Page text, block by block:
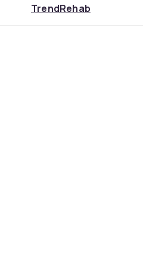
TrendRehab